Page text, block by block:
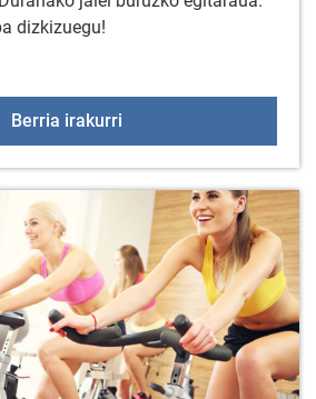
dizkizuegu!
Berria irakurri